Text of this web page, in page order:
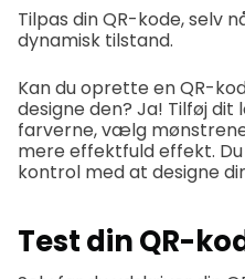
Tilpas din QR-kode, selv
dynamisk tilstand.
Kan du oprette en QR-
designe den? Ja! Tilføj dit
farverne, vælg
mere effektfuld effekt.
kontrol med at designe
Test din QR-